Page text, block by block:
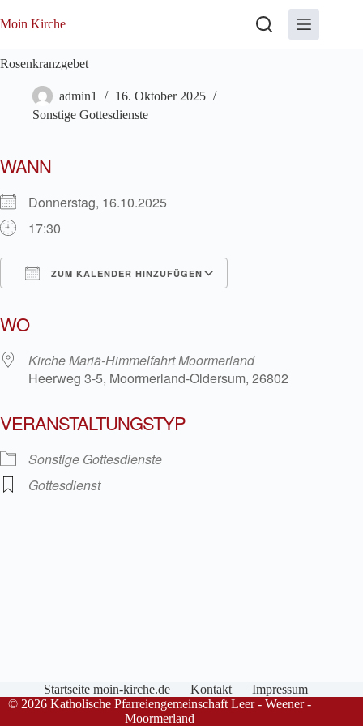
Inhalt
Moin Kirche
Rosenkranzgebet
admin1
16. Oktober 2025
Sonstige Gottesdienste
WANN
Donnerstag, 16.10.2025
17:30
ZUM KALENDER HINZUFÜGEN
WO
Kirche Mariä-Himmelfahrt Moormerland
Heerweg 3-5, Moormerland-Oldersum, 26802
VERANSTALTUNGSTYP
Sonstige Gottesdienste
Gottesdienst
Startseite moin-kirche.de Kontakt
Impressum
© 2026 Katholische Pfarreiengemeinschaft Leer - Weener -
Moormerland